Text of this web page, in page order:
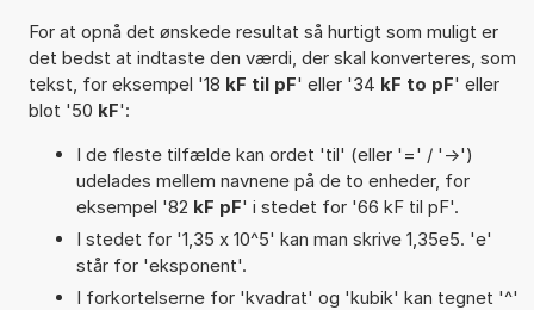
For at opnå det ønskede resultat så hurtigt som muligt er
det bedst at indtaste den værdi, der skal konverteres, som
tekst, for eksempel '18 kF til pF' eller '34 kF to pF' eller
blot '50 kF':
I de fleste tilfælde kan ordet 'til' (eller '=' / '->')
udelades mellem navnene på de to enheder, for
eksempel '82 kF pF' i stedet for '66 kF til pF'.
I stedet for '1,35 x 10^5' kan man skrive 1,35e5. 'e'
står for 'eksponent'.
I forkortelserne for 'kvadrat' og 'kubik' kan tegnet '^'